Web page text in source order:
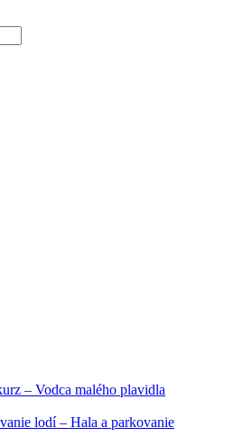
– Vodca malého plavidla
lodí – Hala a parkovanie